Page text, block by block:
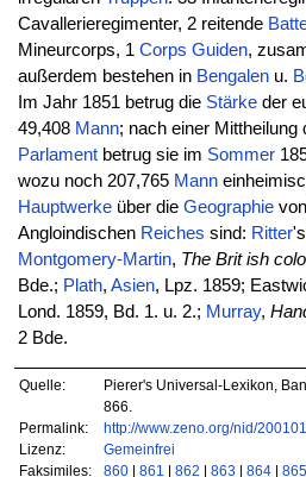
Cavallerieregimenter, 2 reitende
Mineurcorps, 1 Corps Guiden,
außerdem bestehen in Bengalenu.
Im Jahr 1851 betrug die Stärkeder
49,408 Mann; nach einer Mittheilung
Parlamentbetrug sie im Sommer
wozu noch 207,765 Mann
Hauptwerkeüber die Geographie
Angloindischen Reiches sind: Ritter's
Montgomery-Martin, The Brit ish
Bde.; Plath, Asien, Lpz. 1859;
Lond. 1859, Bd. 1. u. 2.; Murray,
2 Bde.
Quelle:
Pierer's Universal-Lexikon,
866.
Permalink:
http://www.zeno.org/nid/
Lizenz:
Gemeinfrei
Faksimiles:
860| 861 | 862 | 863 | 864| 865